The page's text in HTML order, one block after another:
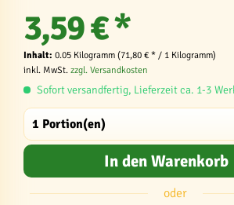
3,59 € *
Inhalt: 0.05 Kilogramm (71,80 € * / 1 Kilogramm)
inkl. MwSt. zzgl. Versandkosten
Sofort versandfertig, Lieferzeit ca. 1-3
In den Warenkorb
oder